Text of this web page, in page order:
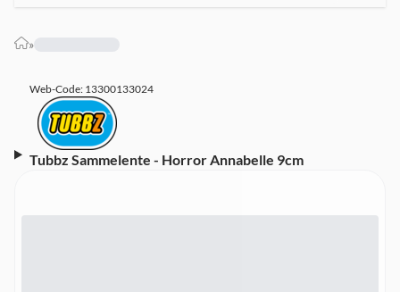
»
Web-Code: 13300133024
Tubbz Sammelente - Horror Annabelle 9cm